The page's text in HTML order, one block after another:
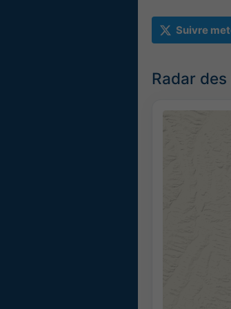
Suivre
Radar